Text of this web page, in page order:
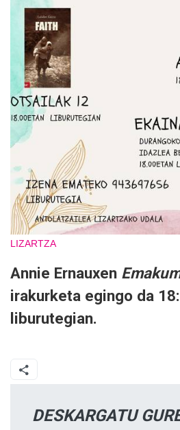
LIZARTZA
Annie Ernauxen
irakurketa egingo da
liburutegian.
DESKARGATU